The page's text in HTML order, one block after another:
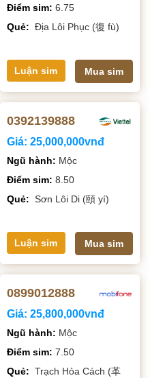
Điểm sim:6.75
Quẻ: Địa Lôi Phục (復 fù)
Luận sim Mua sim
0392139888
Giá:25,000,000vnđ
Ngũ hành: Mộc
Điểm sim:8.50
Quẻ: Sơn Lôi Di (頤 yí)
Luận sim Mua sim
0899012888
Giá:25,800,000vnđ
Ngũ hành: Mộc
Điểm sim:7.50
Quẻ: Trạch Hỏa Cách (革